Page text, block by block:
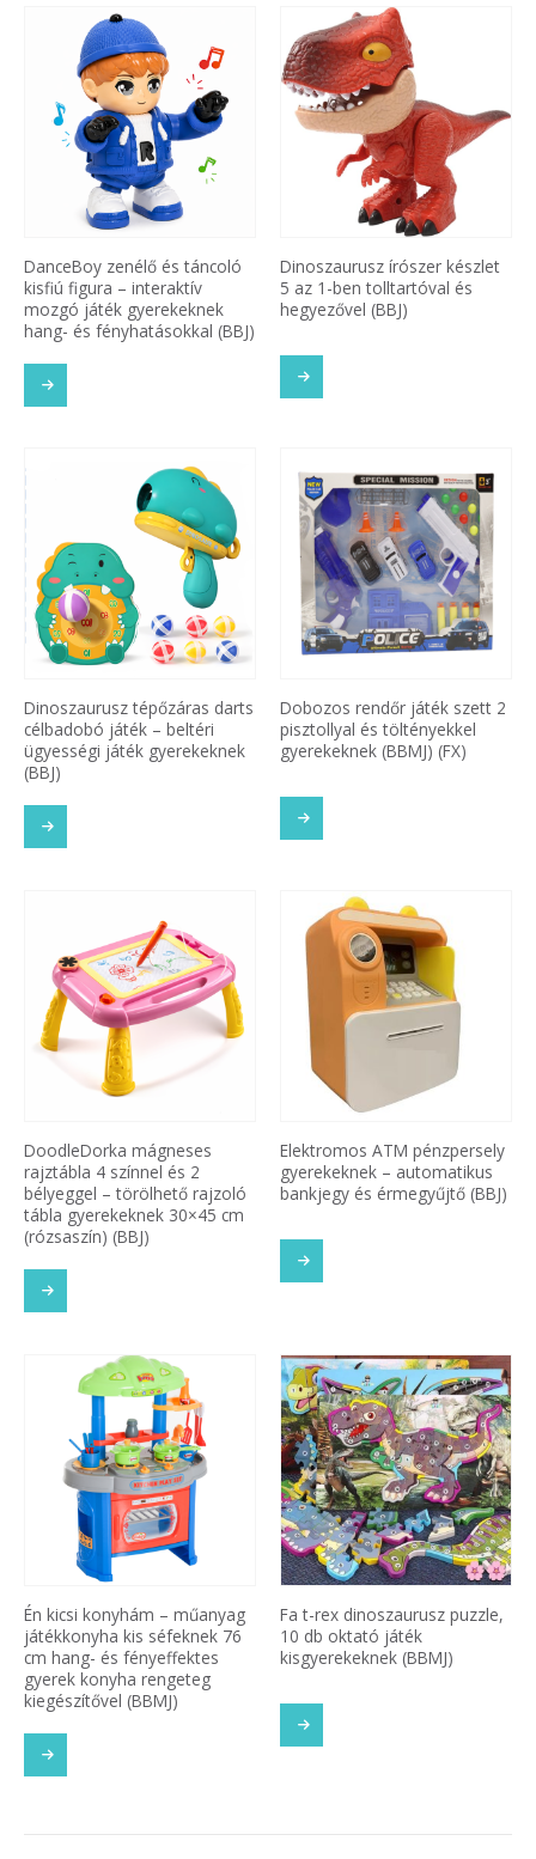
DanceBoy zenélő és táncoló
kisfiú figura – interaktív
mozgó játék gyerekeknek
hang- és fényhatásokkal (BBJ)
Dinoszaurusz írószer készlet
5 az 1-ben tolltartóval és
hegyezővel (BBJ)
Dinoszaurusz tépőzáras darts
célbadobó játék – beltéri
ügyességi játék gyerekeknek
(BBJ)
Dobozos rendőr játék szett 2
pisztollyal és töltényekkel
gyerekeknek (BBMJ) (FX)
DoodleDorka mágneses
rajztábla 4 színnel és 2
bélyeggel – törölhető rajzoló
tábla gyerekeknek 30×45 cm
(rózsaszín) (BBJ)
Elektromos ATM pénzpersely
gyerekeknek – automatikus
bankjegy és érmegyűjtő (BBJ)
Én kicsi konyhám – műanyag
játékkonyha kis séfeknek 76
cm hang- és fényeffektes
gyerek konyha rengeteg
kiegészítővel (BBMJ)
Fa t-rex dinoszaurusz puzzle,
10 db oktató játék
kisgyerekeknek (BBMJ)